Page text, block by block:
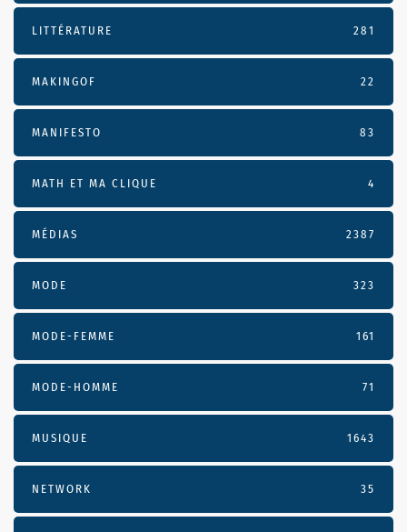
LITTÉRATURE 281
MAKINGOF 22
MANIFESTO 83
MATH ET MA CLIQUE 4
MÉDIAS 2387
MODE 323
MODE-FEMME 161
MODE-HOMME 71
MUSIQUE 1643
NETWORK 35